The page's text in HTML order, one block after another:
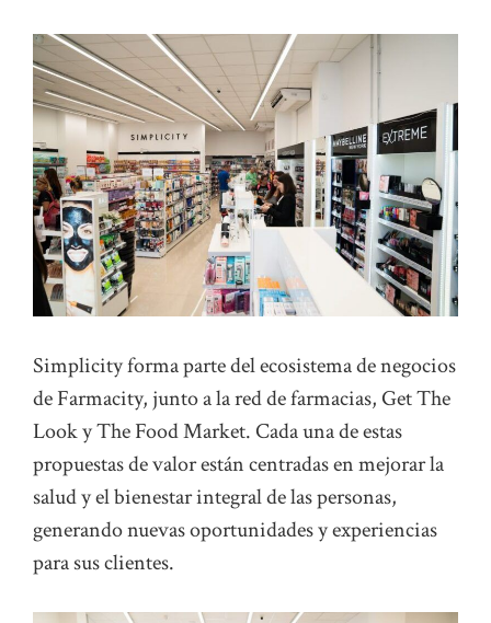
Simplicity forma parte del ecosistema de negocios
de Farmacity, junto a la red de farmacias, Get The
Look y The Food Market. Cada una de estas
propuestas de valor están centradas en mejorar la
salud y el bienestar integral de las personas,
generando nuevas oportunidades y experiencias
para sus clientes.